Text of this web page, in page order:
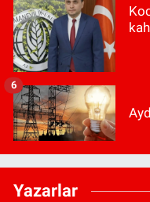
6
Yazarlar